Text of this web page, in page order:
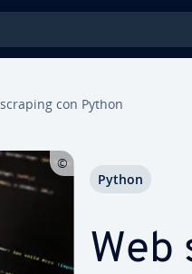
con Python
Web
Python